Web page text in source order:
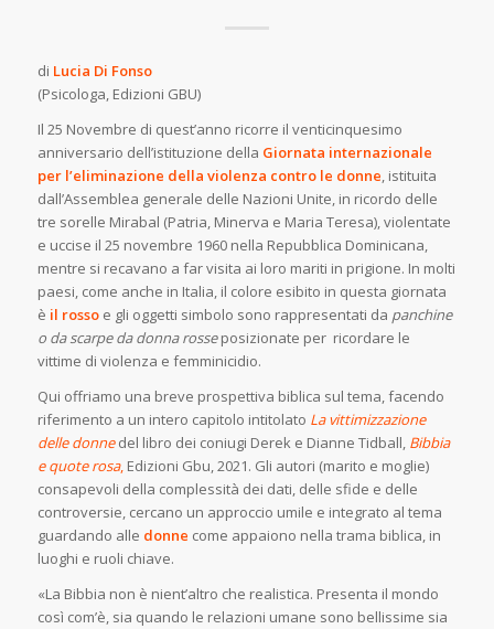
di Lucia Di Fonso
(Psicologa, Edizioni GBU)
Il 25 Novembre di quest’anno ricorre il venticinquesimo
anniversario dell’istituzione della Giornata internazionale
per l’eliminazione della violenza contro le donne, istituita
dall’Assemblea generale delle Nazioni Unite, in ricordo delle
tre sorelle Mirabal (Patria, Minerva e Maria Teresa), violentate
e uccise il 25 novembre 1960 nella Repubblica Dominicana,
mentre si recavano a far visita ai loro mariti in prigione. In molti
paesi, come anche in Italia, il colore esibito in questa giornata
è il rossoe gli oggetti simbolo sono rappresentati da panchine
o da scarpe da donna rosseposizionate per ricordare le
vittime di violenza e femminicidio.
Qui offriamo una breve prospettiva biblica sul tema, facendo
riferimento a un intero capitolo intitolato La vittimizzazione
delle donnedel libro dei coniugi Derek e Dianne Tidball, Bibbia
e quote rosa,Edizioni Gbu, 2021. Gli autori (marito e moglie)
consapevoli della complessità dei dati, delle sfide e delle
controversie, cercano un approccio umile e integrato al tema
guardando alle donne come appaiono nella trama biblica, in
luoghi e ruoli chiave.
«La Bibbia non è nient’altro che realistica. Presenta il mondo
così com’è, sia quando le relazioni umane sono bellissime sia